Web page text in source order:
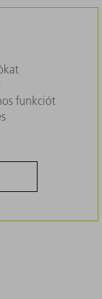
funkciót